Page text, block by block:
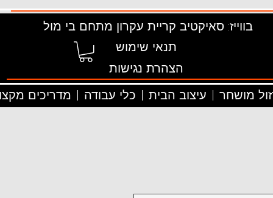
בווייז: סאיקטיב קריית עקרון מתחם בי מול
תנאי שימוש
הצהרת נגישות
מדריכים כלי עבודה עיצוב הבית מושחר